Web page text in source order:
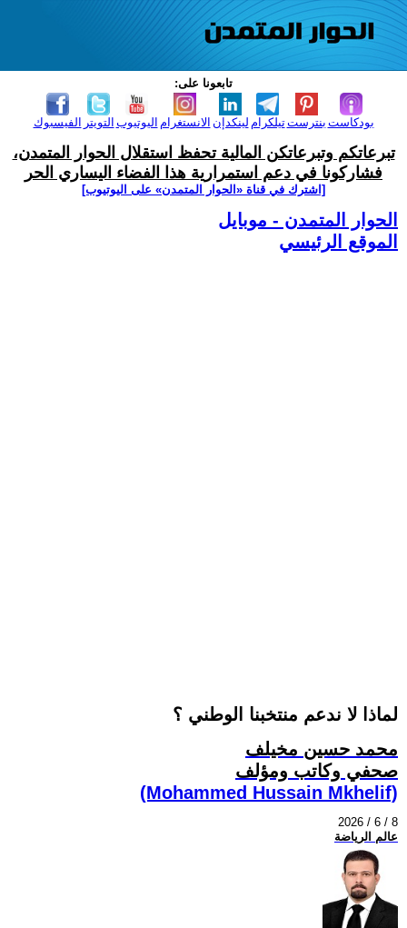
تابعونا على:
الفيسبوك التويتر اليوتيوب الانستغرام لينكدإن تيلكرامبنترست بودكاست
تبرعاتكم وتبرعاتكن المالية تحفظ استقلال الحوار المتمدن،
فشاركونا في دعم استمرارية هذا الفضاء اليساري الحر
[اشترك في قناة ‫«الحوار المتمدن» على اليوتيوب]
الحوار المتمدن - موبايل
الموقع الرئيسي
لماذا لا ندعم منتخبنا الوطني ؟
محمد حسين مخيلف
صحفي وكاتب ومؤلف
(Mohammed Hussain Mkhelif)
2026 / 6 / 8
عالم الرياضة